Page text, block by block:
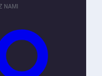
NAMI